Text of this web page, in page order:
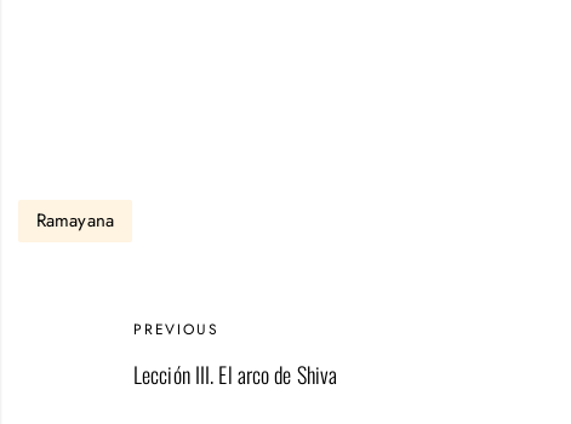
Ramayana
PREVIOUS
Lección III. El arco de Shiva